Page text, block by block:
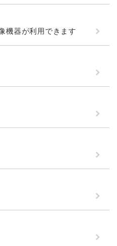
機器が利用できます